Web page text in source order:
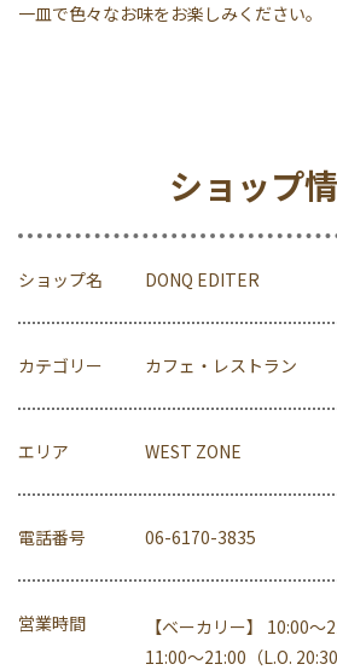
一皿で色々なお味をお楽しみください。
ショップ
ショップ名 DONQ EDITER
カテゴリー カフェ・レストラン
エリア WEST ZONE
電話番号 06-6170-3835
営業時間
【ベーカリー】 10:00〜
11:00〜21:00（L.O.